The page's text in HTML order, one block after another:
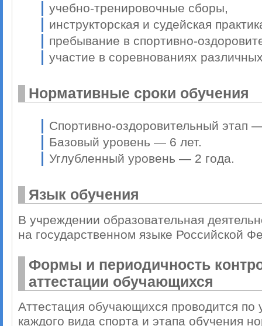
учебно-тренировочные сборы,
инструкторская и судейская
пребывание в спортивно-
участие в соревнованиях
Нормативные сроки обучения
Спортивно-оздоровительный этап
Базовый уровень — 6 лет.
Углубленный уровень — 2 года.
Язык обучения
В учреждении образовательная
на государственном языке Российской
Формы и периодичность
аттестации обучающихся
Аттестация обучающихся проводится по
каждого вида спорта и этапа обучения